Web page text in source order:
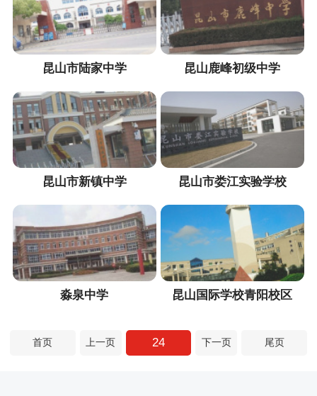
昆山市陆家中学 昆山鹿峰初级中学
昆山市新镇中学 昆山市娄江实验学校
淼泉中学 昆山国际学校青阳校区
首页 上一页 24 下一页 尾页